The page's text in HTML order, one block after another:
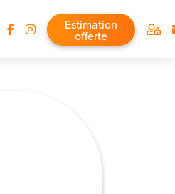
Estimation
offerte